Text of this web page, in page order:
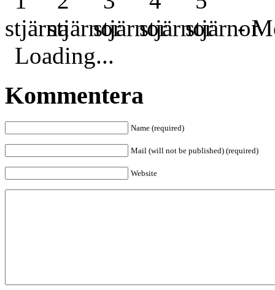
-
Loading...
Kommentera
Name (required)
Mail (will not be published) (required)
Website